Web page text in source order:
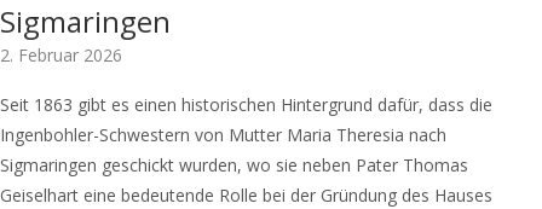
Sigmaringen
2. Februar 2026
Seit 1863 gibt es einen historischen Hintergrund dafür, dass die
Ingenbohler-Schwestern von Mutter Maria Theresia nach
Sigmaringen geschickt wurden, wo sie neben Pater Thomas
Geiselhart eine bedeutende Rolle bei der Gründung des Hauses